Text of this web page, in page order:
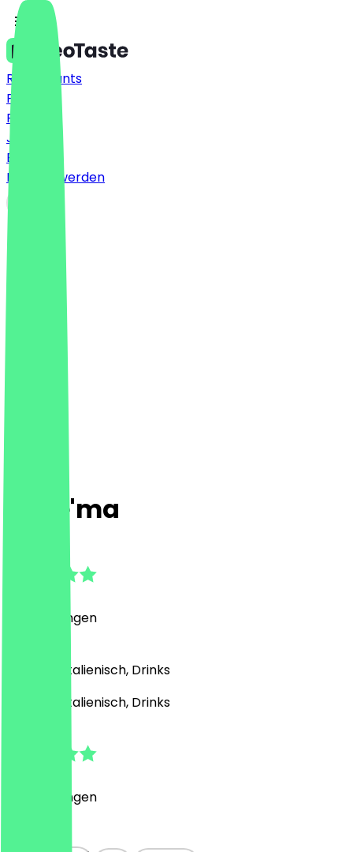
Restaurants
Preise
FAQ
Jobs
Blog
Partner werden
Male'ma
Bewertungen
Türkisch, Italienisch, Drinks
Türkisch, Italienisch, Drinks
Bewertungen